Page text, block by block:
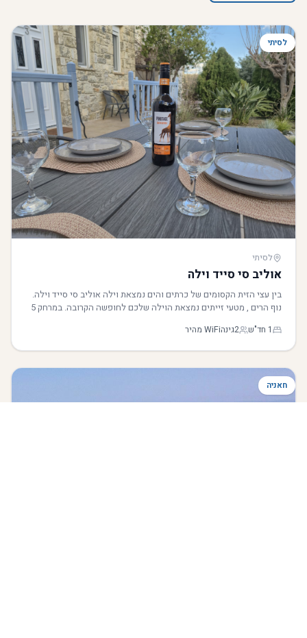
לסיתי
לסיתי
אוליב סי סייד וילה
בין עצי הזית הקסומים של כרתים והים נמצאת וילה אוליב סי סייד וילה.
נוף הרים , מטעי זייתים נמצאת הוילה שלכם לחופשה הקרובה. במרחק 5
1 חד"ש 2גינהWiFi מהיר
חאניה